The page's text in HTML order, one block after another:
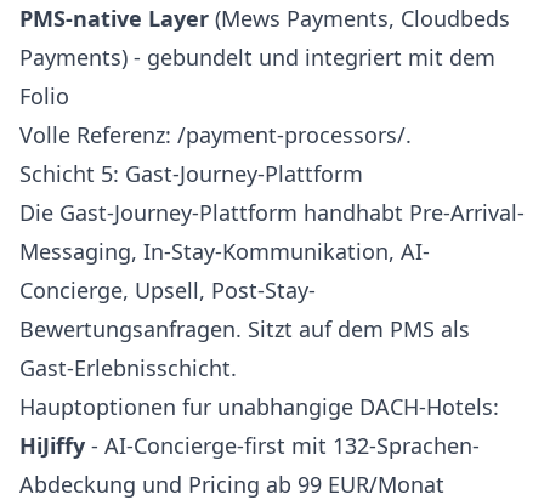
PMS-native Layer (Mews Payments, Cloudbeds
Payments) - gebundelt und integriert mit dem
Folio
Volle Referenz: /payment-processors/.
Schicht 5: Gast-Journey-Plattform
Die Gast-Journey-Plattform handhabt Pre-Arrival-
Messaging, In-Stay-Kommunikation, AI-
Concierge, Upsell, Post-Stay-
Bewertungsanfragen. Sitzt auf dem PMS als
Gast-Erlebnisschicht.
Hauptoptionen fur unabhangige DACH-Hotels:
HiJiffy - AI-Concierge-first mit 132-Sprachen-
Abdeckung und Pricing ab 99 EUR/Monat